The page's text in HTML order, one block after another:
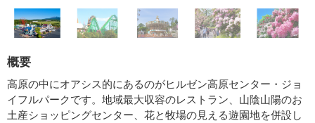
概要
高原の中にオアシス的にあるのがヒルゼン高原センター・ジョ
イフルパークです。地域最大収容のレストラン、山陰山陽のお
土産ショッピングセンター、花と牧場の見える遊園地を併設し